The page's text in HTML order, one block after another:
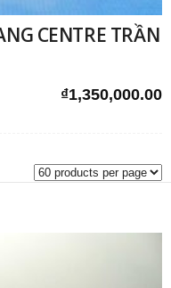
CENTRE TRẦN
₫1,350,000.00